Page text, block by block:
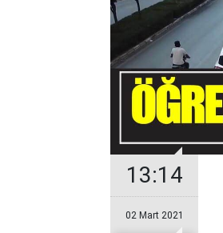
13:14
02 Mart 2021